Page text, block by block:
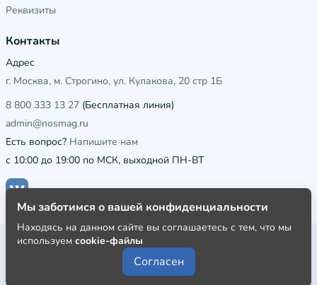
Реквизиты
Контакты
Адрес
г. Москва, м. Строгино, ул. Кулакова, 20 стр 1Б
8 800 333 13 27 (Бесплатная линия)
admin@nosmag.ru
Есть вопрос? Напишите нам
с 10:00 до 19:00 по МСК, выходной ПН-ВТ
Публичная оферта
Пользовательское соглашение
Мы заботимся о вашей конфиденциальности
Находясь на данном сайте вы соглашаетесь с тем, что мы
используем cookie-файлы
Согласен